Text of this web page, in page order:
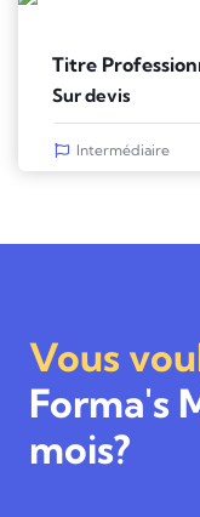
Sur devis
Intermédiaire
Vous
Forma's
mois?